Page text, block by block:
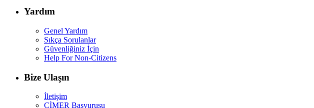
Yardım
Genel Yardım
Sıkça Sorulanlar
Güvenliğiniz İçin
Help For Non-Citizens
Bize Ulaşın
İletişim
CİMER Başvurusu